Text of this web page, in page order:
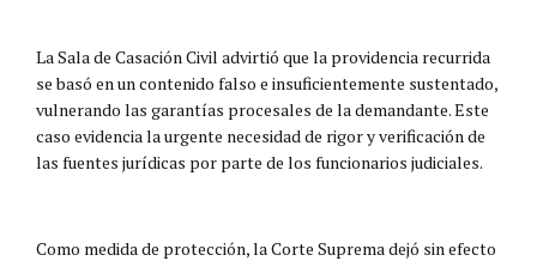
La Sala de Casación Civil advirtió que la providencia recurrida
se basó en un contenido falso e insuficientemente sustentado,
vulnerando las garantías procesales de la demandante. Este
caso evidencia la urgente necesidad de rigor y verificación de
las fuentes jurídicas por parte de los funcionarios judiciales.
Como medida de protección, la Corte Suprema dejó sin efecto